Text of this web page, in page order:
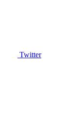
Twitter